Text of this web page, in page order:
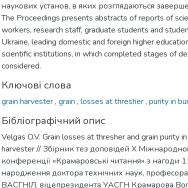
наукових установ, в яких розглядаються
The Proceedings presents abstracts of reports of
workers, research staff, graduate students and
Ukraine, leading domestic and foreign higher
scientific institutions, in which completed stages of
considered.
Ключові слова
grain harvester, grain , losses at thresher, purity in
Бібліографічний опис
Velgas O.V. Grain losses at thresher and grain purity
harvester // Збірник тез доповідей Х
конференції «Крамаровські читання» з нагоди
народження доктора технічних наук,
ВАСГНІЛ, віцепрезидента УАСГН Крамарова